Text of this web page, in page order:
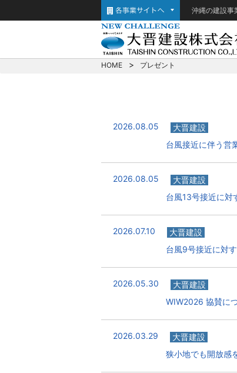
沖縄の建設事
HOME プレゼント
2026.08.05
大晋建設
台風接近に伴う営
2026.08.05
大晋建設
台風13号接近に対
2026.07.10
大晋建設
台風9号接近に対
2026.05.30
大晋建設
WIW2026 協賛に
2026.03.29
大晋建設
狭小地でも開放感